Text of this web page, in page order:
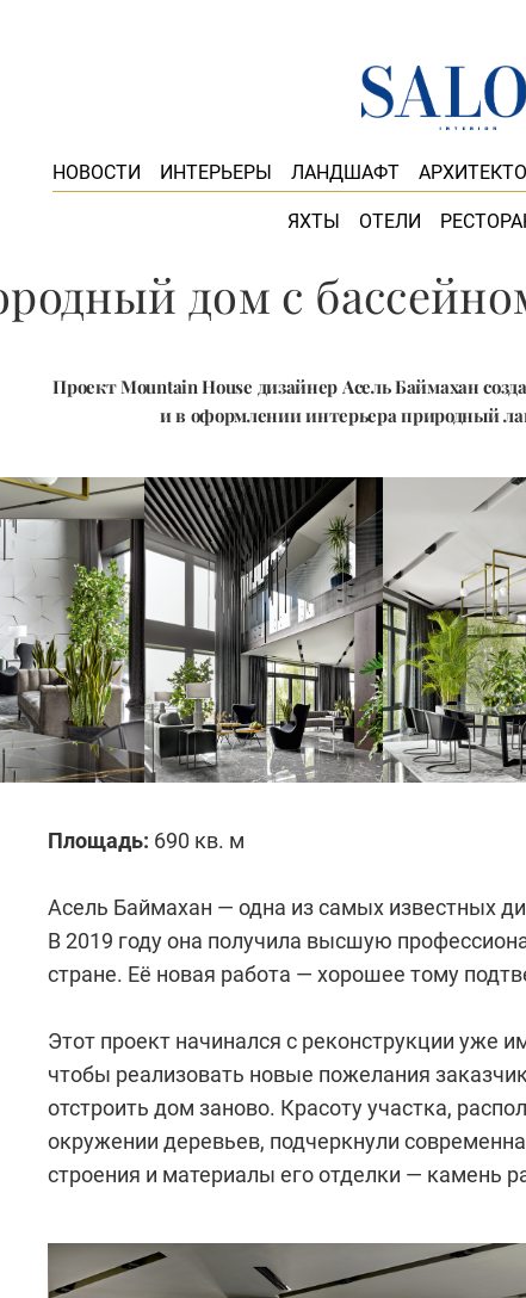
НОВОСТИ ИНТЕРЬЕРЫ ЛАНДШАФТ
ЯХТЫ ОТЕЛИ
дом с
Проект Mountain House дизайнер Асель Баймахан
и в оформлении интерьера природный
Площадь: 690 кв. м
Асель Баймахан — одна из самых известных
В 2019 году она получила высшую
стране. Её новая работа — хорошее тому
Этот проект начинался с реконструкции уже
чтобы реализовать новые пожелания
отстроить дом заново. Красоту участка,
окружении деревьев, подчеркнули
строения и материалы его отделки — камень